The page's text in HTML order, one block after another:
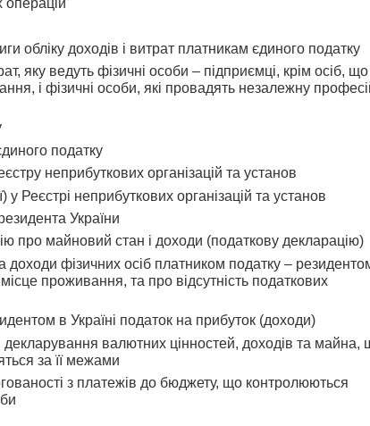
операцій
обліку доходів і витрат платникам єдиного податку
яку ведуть фізичні особи – підприємці, крім осіб, що
і фізичні особи, які провадять незалежну
податку
неприбуткових організацій та установ
у Реєстрі неприбуткових організацій та установ
України
про майновий стан і доходи (податкову декларацію)
доходи фізичних осіб платником податку –
проживання, та про відсутність податкових
в Україні податок на прибуток (доходи)
валютних цінностей, доходів та майна,
за її межами
з платежів до бюджету, що контролюються